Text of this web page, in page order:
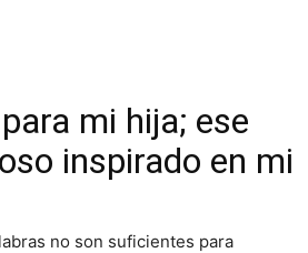
mi hija; ese
inspirado en mi
no son suficientes para